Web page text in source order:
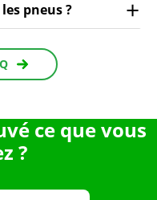
pneus ?
ce que vous
?